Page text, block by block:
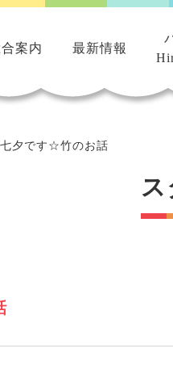
案内 最新情報
七夕です☆竹のお話